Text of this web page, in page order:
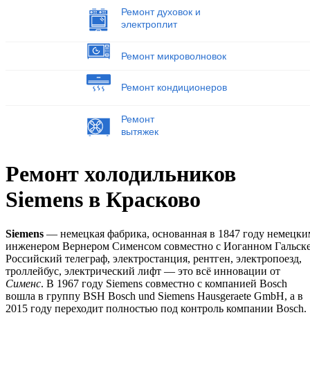
Ремонт духовок и
электроплит
Ремонт микроволновок
Ремонт кондиционеров
Ремонт
вытяжек
Ремонт холодильников
Siemens в Красково
Siemens — немецкая фабрика, основанная в 1847 году
инженером Вернером Сименсом совместно с Иоганном
Российский телеграф, электростанция, рентген, электропоезд,
троллейбус, электрический лифт — это всё инновации от
Сименс. В 1967 году Siemens совместно с компанией Bosch
вошла в группу BSH Bosch und Siemens Hausgeraete GmbH, а в
2015 году переходит полностью под контроль компании Bosch.